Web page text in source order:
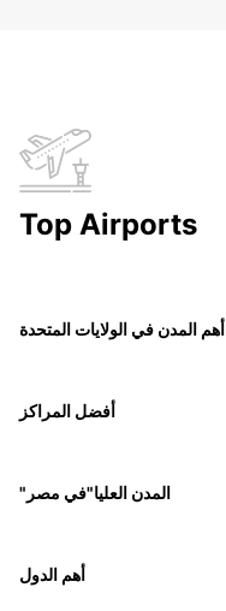
Top Airports
أهم المدن في الولايات المتحدة
أفضل المراكز
"المدن العليا"في مصر
أهم الدول